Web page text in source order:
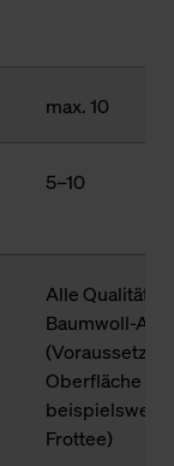
max. 10
5–10
Alle
Baumwoll-
Oberfläche
Frottee)